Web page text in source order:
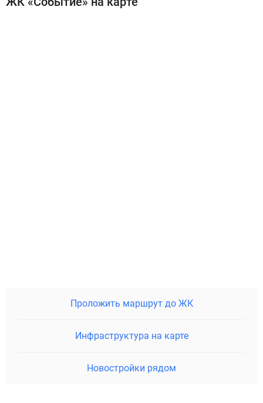
Проложить маршрут до ЖК
Инфраструктура на карте
Новостройки рядом